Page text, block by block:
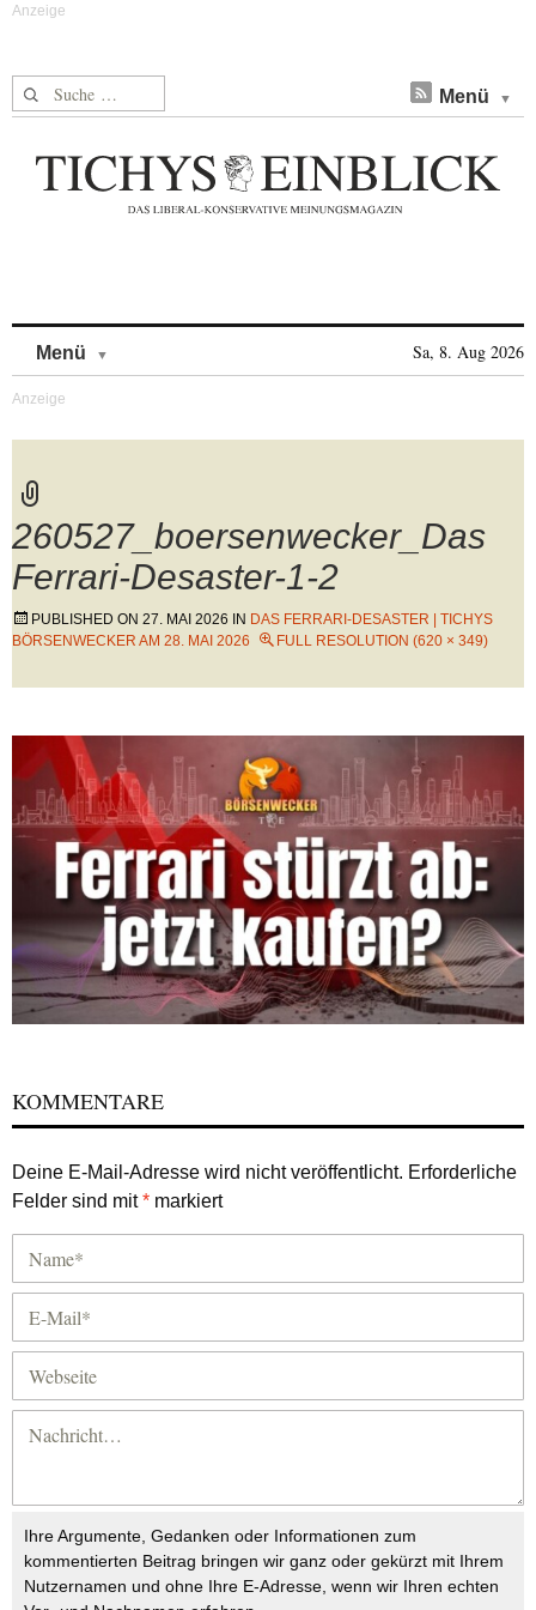
Suche nach: Menü
Menü Sa, 8. Aug 2026
260527_boersenwecker_Das
Ferrari-Desaster-1-2
PUBLISHED ON 27. MAI 2026 IN DAS FERRARI-DESASTER | TICHYS
BÖRSENWECKER AM 28. MAI 2026
FULL RESOLUTION (620 × 349)
KOMMENTARE
Deine E-Mail-Adresse wird nicht veröffentlicht. Erforderliche
Felder sind mit* markiert
Ihre Argumente, Gedanken oder Informationen zum
kommentierten Beitrag bringen wir ganz oder gekürzt mit Ihrem
Nutzernamen und ohne Ihre E-Adresse, wenn wir Ihren echten